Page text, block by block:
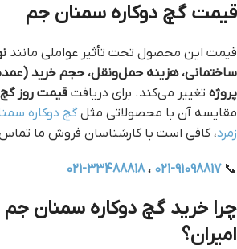
قیمت گچ دوکاره سمنان جم
قیمت این محصول تحت تأثیر عواملی مانند
ساختمانی، هزینه حمل‌ونقل، حجم خرید
پروژه تغییر می‌کند. برای دریافت قیمت روز
مقایسه آن با محصولاتی مثلگچ دوکاره
زمرد، کافی است با کارشناسان فروش ما تماس
📞
021-91098817 ،021-33488818
چرا خرید گچ دوکاره سمنان
امیران؟